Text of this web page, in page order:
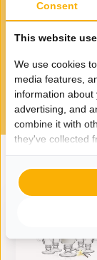
ml -
Eerder
Consent
This website
We use cookies
media features,
information about
advertising, and
combine it with
they've collected